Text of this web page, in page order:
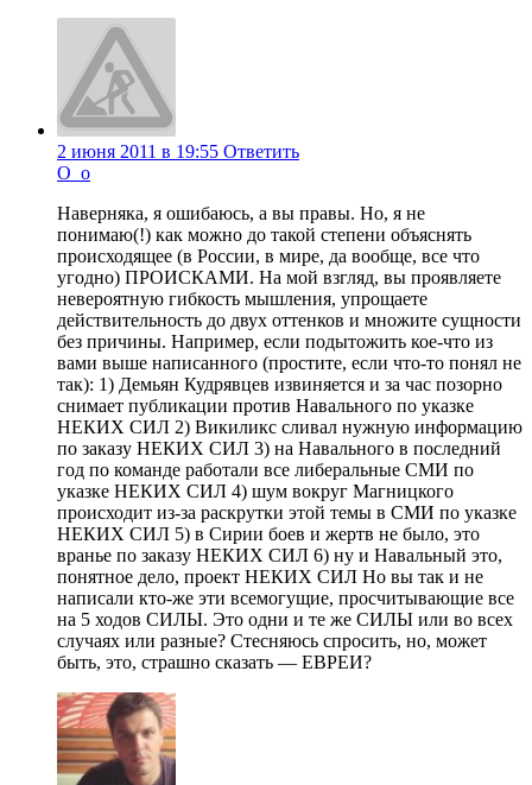
2 июня 2011 в 19:55 Ответить
O_o
Наверняка, я ошибаюсь, а вы правы. Но, я не
понимаю(!) как можно до такой степени объяснять
происходящее (в России, в мире, да вообще, все что
угодно) ПРОИСКАМИ. На мой взгляд, вы проявляете
невероятную гибкость мышления, упрощаете
действительность до двух оттенков и множите сущности
без причины. Например, если подытожить кое-что из
вами выше написанного (простите, если что-то понял не
так): 1) Демьян Кудрявцев извиняется и за час позорно
снимает публикации против Навального по указке
НЕКИХ СИЛ 2) Викиликс сливал нужную информацию
по заказу НЕКИХ СИЛ 3) на Навального в последний
год по команде работали все либеральные СМИ по
указке НЕКИХ СИЛ 4) шум вокруг Магницкого
происходит из-за раскрутки этой темы в СМИ по указке
НЕКИХ СИЛ 5) в Сирии боев и жертв не было, это
вранье по заказу НЕКИХ СИЛ 6) ну и Навальный это,
понятное дело, проект НЕКИХ СИЛ Но вы так и не
написали кто-же эти всемогущие, просчитывающие все
на 5 ходов СИЛЫ. Это одни и те же СИЛЫ или во всех
случаях или разные? Стесняюсь спросить, но, может
быть, это, страшно сказать — ЕВРЕИ?